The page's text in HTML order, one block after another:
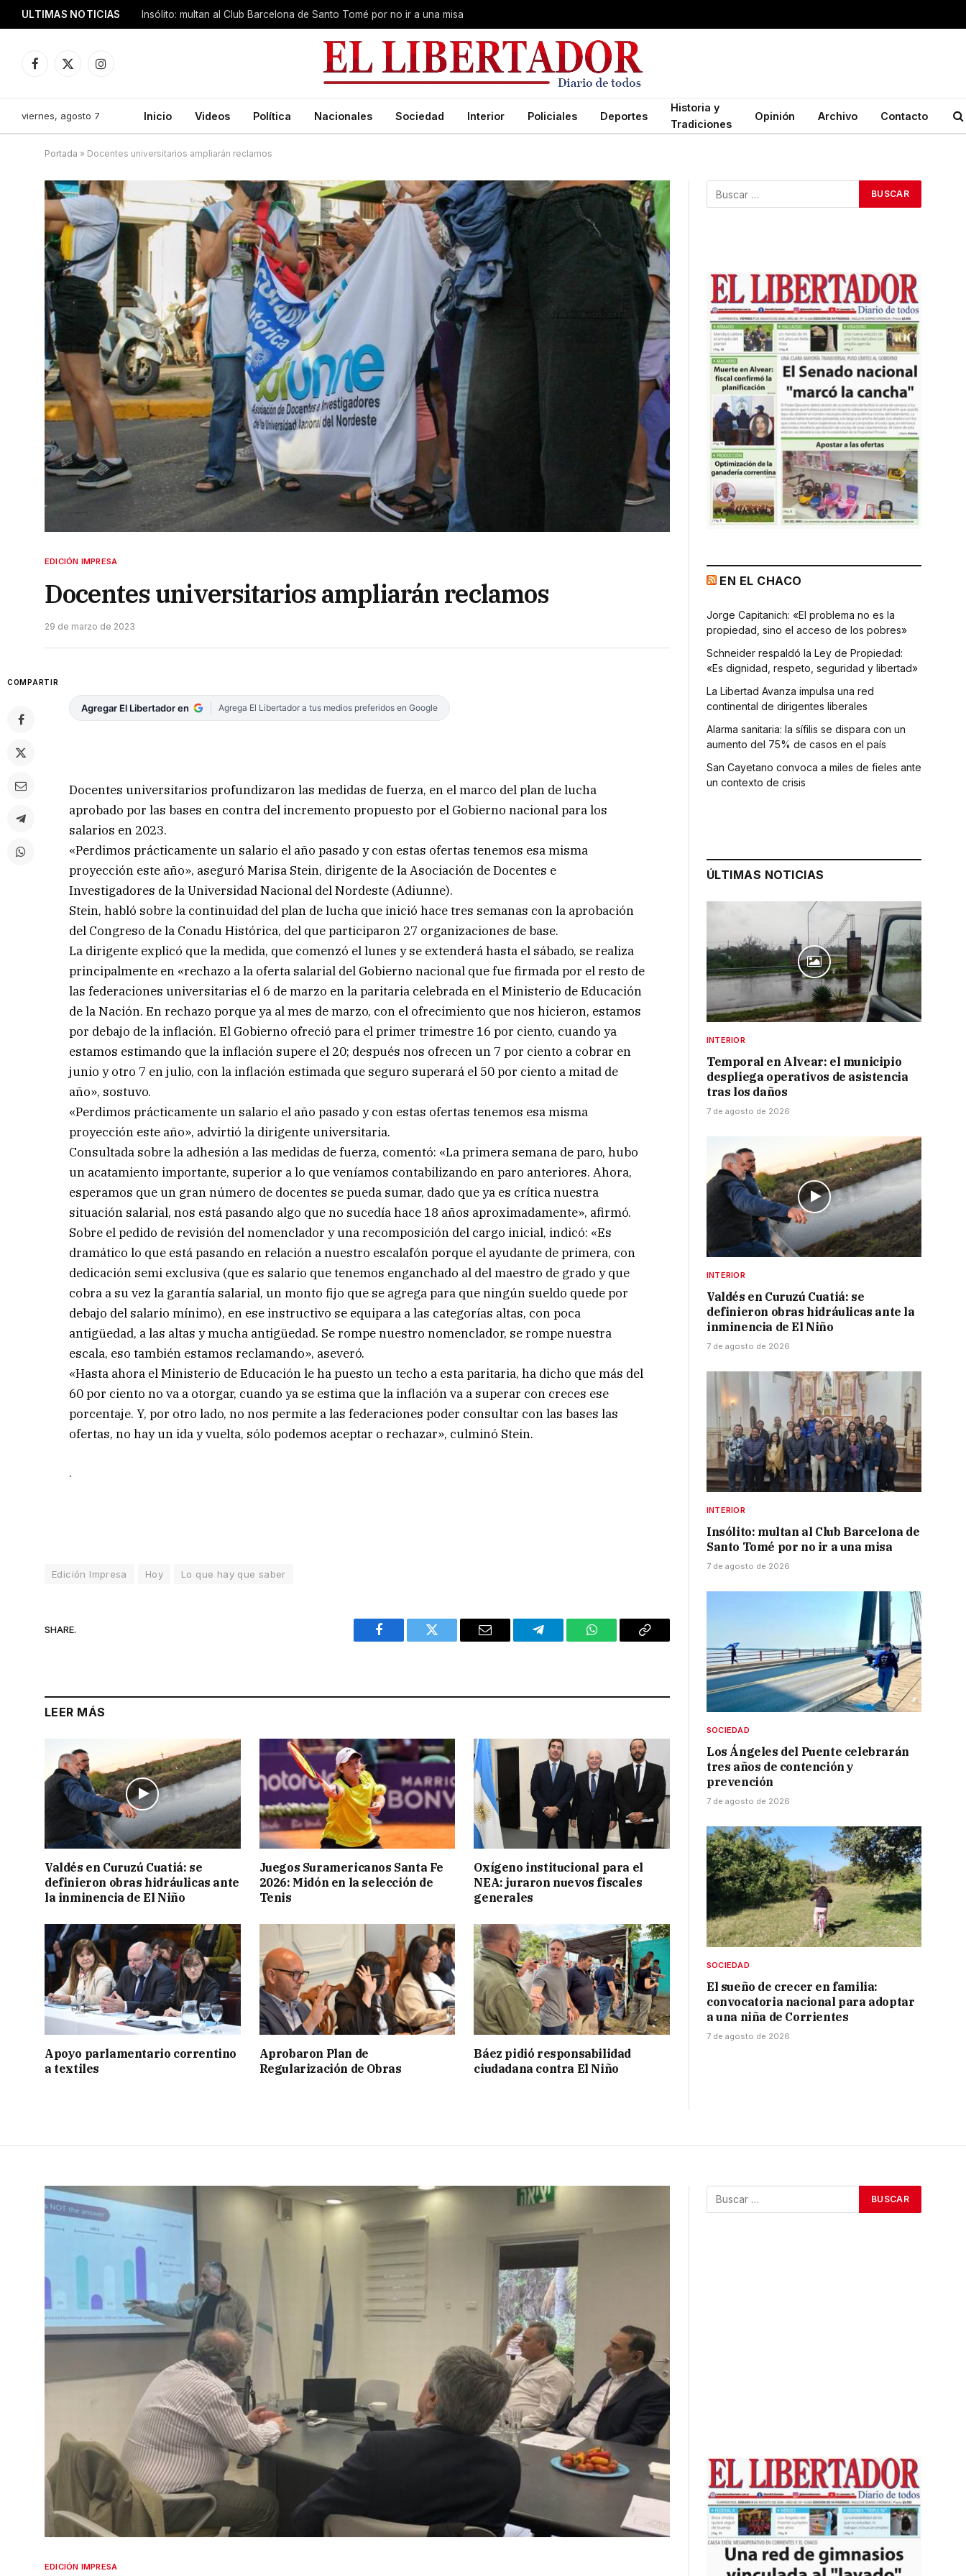
ULTIMAS NOTICIAS Insólito: multan al Club Barcelona de Santo Tomé por no ir a una misa
Facebook
X
Instagram
viernes, agosto 7 Inicio Videos Política Nacionales Sociedad Interior Policiales Deportes
Historia y
Tradiciones
Opinión Archivo Contacto
Portada » Docentes universitarios ampliarán reclamos
EDICIÓN IMPRESA
Docentes universitarios ampliarán reclamos
29 de marzo de 2023
COMPARTIR
Agregar El Libertador en Agrega El Libertador a tus medios preferidos en Google
Docentes universitarios profundizaron las medidas de fuerza, en el marco del plan de lucha
aprobado por las bases en contra del incremento propuesto por el Gobierno nacional para los
salarios en 2023.
«Perdimos prácticamente un salario el año pasado y con estas ofertas tenemos esa misma
proyección este año», aseguró Marisa Stein, dirigente de la Asociación de Docentes e
Investigadores de la Universidad Nacional del Nordeste (Adiunne).
Stein, habló sobre la continuidad del plan de lucha que inició hace tres semanas con la aprobación
del Congreso de la Conadu Histórica, del que participaron 27 organizaciones de base.
La dirigente explicó que la medida, que comenzó el lunes y se extenderá hasta el sábado, se realiza
principalmente en «rechazo a la oferta salarial del Gobierno nacional que fue firmada por el resto de
las federaciones universitarias el 6 de marzo en la paritaria celebrada en el Ministerio de Educación
de la Nación. En rechazo porque ya al mes de marzo, con el ofrecimiento que nos hicieron, estamos
por debajo de la inflación. El Gobierno ofreció para el primer trimestre 16 por ciento, cuando ya
estamos estimando que la inflación supere el 20; después nos ofrecen un 7 por ciento a cobrar en
junio y otro 7 en julio, con la inflación estimada que seguro superará el 50 por ciento a mitad de
año», sostuvo.
«Perdimos prácticamente un salario el año pasado y con estas ofertas tenemos esa misma
proyección este año», advirtió la dirigente universitaria.
Consultada sobre la adhesión a las medidas de fuerza, comentó: «La primera semana de paro, hubo
un acatamiento importante, superior a lo que veníamos contabilizando en paro anteriores. Ahora,
esperamos que un gran número de docentes se pueda sumar, dado que ya es crítica nuestra
situación salarial, nos está pasando algo que no sucedía hace 18 años aproximadamente», afirmó.
Sobre el pedido de revisión del nomenclador y una recomposición del cargo inicial, indicó: «Es
dramático lo que está pasando en relación a nuestro escalafón porque el ayudante de primera, con
dedicación semi exclusiva (que es salario que tenemos enganchado al del maestro de grado y que
cobra a su vez la garantía salarial, un monto fijo que se agrega para que ningún sueldo quede por
debajo del salario mínimo), en ese instructivo se equipara a las categorías altas, con poca
antigüedad, a las altas y mucha antigüedad. Se rompe nuestro nomenclador, se rompe nuestra
escala, eso también estamos reclamando», aseveró.
«Hasta ahora el Ministerio de Educación le ha puesto un techo a esta paritaria, ha dicho que más del
60 por ciento no va a otorgar, cuando ya se estima que la inflación va a superar con creces ese
porcentaje. Y, por otro lado, no nos permite a las federaciones poder consultar con las bases las
ofertas, no hay un ida y vuelta, sólo podemos aceptar o rechazar», culminó Stein.
.
Edición Impresa Hoy Lo que hay que saber
SHARE.
Facebook Twitter Email Telegram WhatsAppCopy
LEER MÁS
Valdés en Curuzú Cuatiá: se
definieron obras hidráulicas ante
la inminencia de El Niño
Juegos Suramericanos Santa Fe
2026: Midón en la selección de
Tenis
Oxígeno institucional para el
NEA: juraron nuevos fiscales
generales
Apoyo parlamentario correntino
a textiles
Aprobaron Plan de
Regularización de Obras
Báez pidió responsabilidad
ciudadana contra El Niño
EN EL CHACO
Jorge Capitanich: «El problema no es la
propiedad, sino el acceso de los pobres»
Schneider respaldó la Ley de Propiedad:
«Es dignidad, respeto, seguridad y libertad»
La Libertad Avanza impulsa una red
continental de dirigentes liberales
Alarma sanitaria: la sífilis se dispara con un
aumento del 75% de casos en el país
San Cayetano convoca a miles de fieles ante
un contexto de crisis
ÚLTIMAS NOTICIAS
INTERIOR
Temporal en Alvear: el municipio
despliega operativos de asistencia
tras los daños
7 de agosto de 2026
INTERIOR
Valdés en Curuzú Cuatiá: se
definieron obras hidráulicas ante la
inminencia de El Niño
7 de agosto de 2026
INTERIOR
Insólito: multan al Club Barcelona de
Santo Tomé por no ir a una misa
7 de agosto de 2026
SOCIEDAD
Los Ángeles del Puente celebrarán
tres años de contención y
prevención
7 de agosto de 2026
SOCIEDAD
El sueño de crecer en familia:
convocatoria nacional para adoptar
a una niña de Corrientes
7 de agosto de 2026
EDICIÓN IMPRESA